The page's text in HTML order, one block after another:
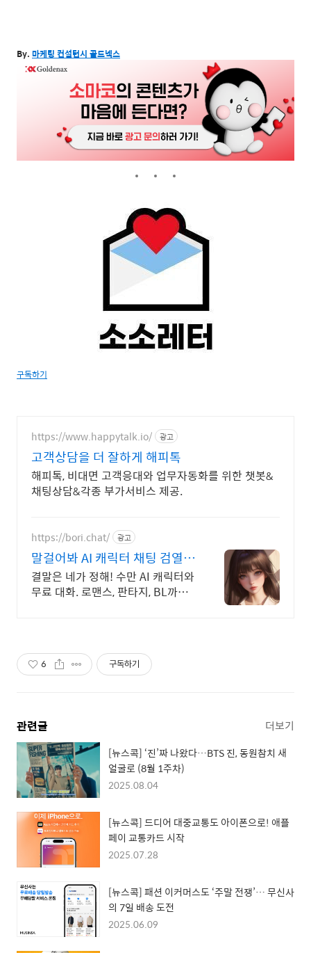
By. 마케팅 컨설턴시 골드넥스
구독하기
https://www.happytalk.io/ 광고
고객상담을 더 잘하게 해피톡
해피톡, 비대면 고객응대와 업무자동화를 위한 챗봇&
채팅상담&각종 부가서비스 제공.
https://bori.chat/ 광고
말걸어봐 AI 캐릭터 채팅 검열없
는 자유대화
결말은 네가 정해! 수만 AI 캐릭터와
무료 대화. 로맨스, 판타지, BL까지.
6 구독하기
관련글 더보기
[뉴스콕] ‘진’짜 나왔다…BTS 진, 동원참치 새
얼굴로 (8월 1주차)
2025.08.04
[뉴스콕] 드디어 대중교통도 아이폰으로! 애플
페이 교통카드 시작
2025.07.28
[뉴스콕] 패션 이커머스도 ‘주말 전쟁’… 무신사
의 7일 배송 도전
2025.06.09